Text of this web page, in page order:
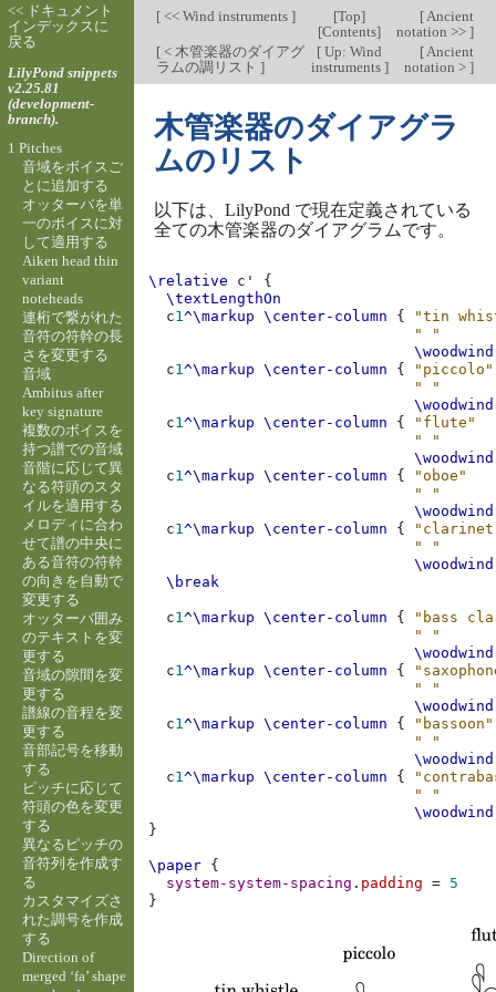
[<< Wind instruments ] [Top]
[Contents]
[Ancient
notation >> ]
[< 木管楽器のダイアグ
ラムの調リスト ]
[ Up: Wind
instruments ]
[Ancient
notation > ]
木管楽器のダイアグラ
ムのリスト
以下は、LilyPond で現在定義されている
全ての木管楽器のダイアグラムです。
\relative c'
{
\textLengthOn
c1^\markup \center-column {
"tin
" "
c1^\markup \center-column {
"piccolo"
" "
c1^\markup \center-column {
"flute"
" "
c1^\markup \center-column {
"oboe"
" "
c1^\markup \center-column {
" "
\break
c1^\markup \center-column {
"bass
" "
c1^\markup \center-column {
" "
c1^\markup \center-column {
"bassoon"
" "
c1^\markup \center-column {
" "
}
\paper {
system-system-spacing . padding = 5
}
<< ドキュメント
インデックスに
戻る
LilyPond snippets
v2.25.81
(development-
branch).
1 Pitches
音域をボイスご
とに追加する
オッターバを単
一のボイスに対
して適用する
Aiken head thin
variant
noteheads
連桁で繋がれた
音符の符幹の長
さを変更する
音域
Ambitus after
key signature
複数のボイスを
持つ譜での音域
音階に応じて異
なる符頭のスタ
イルを適用する
メロディに合わ
せて譜の中央に
ある音符の符幹
の向きを自動で
変更する
オッターバ囲み
のテキストを変
更する
音域の隙間を変
更する
譜線の音程を変
更する
音部記号を移動
する
ピッチに応じて
符頭の色を変更
する
異なるピッチの
音符列を作成す
る
カスタマイズさ
れた調号を作成
する
Direction of
merged ‘fa’ shape